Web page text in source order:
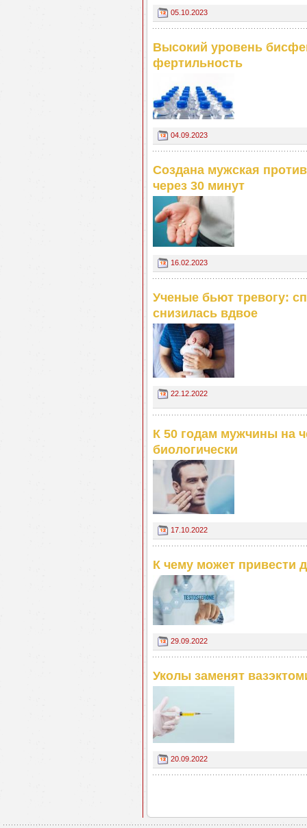
05.10.2023
Высокий уровень
фертильность
04.09.2023
Создана мужская
через 30 минут
16.02.2023
Ученые бьют тревогу:
снизилась вдвое
22.12.2022
К 50 годам мужчины на
биологически
17.10.2022
К чему может привести
29.09.2022
Уколы заменят
20.09.2022